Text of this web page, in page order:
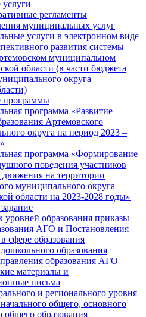
регламенты
муниципальных услуг
услуги в электронном виде
развития системы
муниципальном
области (в части бюджета
округа
программа «Развитие
Артемовского
округа на период 2023 –
программа «Формирование
поведения участников
на территории
муниципального округа
области на 2023-2028 годы»
образования приказы
АГО и Постановления
сфере образования
образования
образования АГО
материалы и
письма
и регионального уровня
общего, основного
общего образования